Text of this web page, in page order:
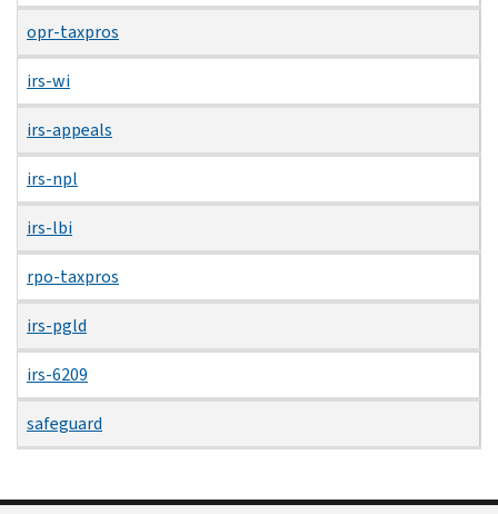
opr-taxpros
irs-wi
irs-appeals
irs-npl
irs-lbi
rpo-taxpros
irs-pgld
irs-6209
safeguard